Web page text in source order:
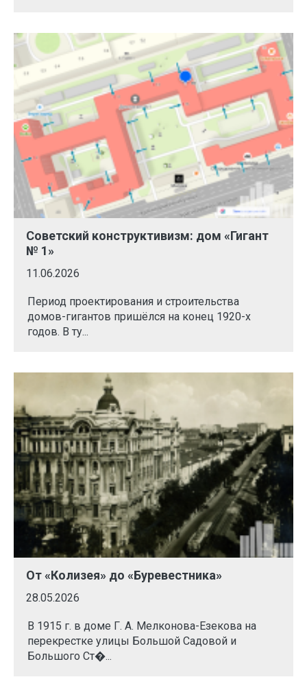
Советский конструктивизм: дом «Гигант
№ 1»
11.06.2026
Период проектирования и строительства
домов-гигантов пришёлся на конец 1920-х
годов. В ту...
От «Колизея» до «Буревестника»
28.05.2026
В 1915 г. в доме Г. А. Мелконова-Езекова на
перекрестке улицы Большой Садовой и
Большого Ст�...